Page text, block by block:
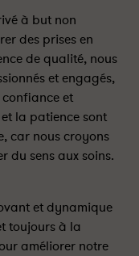
à but non
des prises en
de qualité, nous
et engagés,
et
la patience sont
car nous croyons
du sens aux soins.
et dynamique
toujours à la
améliorer notre